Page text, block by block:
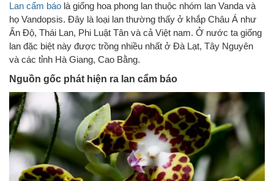
Lan cẩm báo là giống hoa phong lan thuộc nhóm lan Vanda và
họ Vandopsis. Đây là loại lan thường thấy ở khắp Châu Á như
Ấn Độ, Thái Lan, Phi Luật Tân và cả Việt nam. Ở nước ta giống
lan đặc biệt này được trồng nhiều nhất ở Đà Lạt, Tây Nguyên
và các tỉnh Hà Giang, Cao Bằng.
Nguồn gốc phát hiện ra lan cẩm báo